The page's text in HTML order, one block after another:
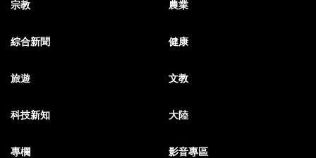
宗教 農業
綜合新聞 健康
旅遊 文教
科技新知 大陸
專欄 影音專區